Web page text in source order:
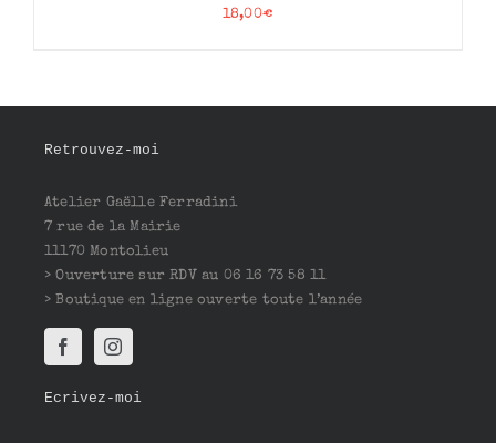
18,00€
Retrouvez-moi
Atelier Gaëlle Ferradini
7 rue de la Mairie
11170 Montolieu
> Ouverture sur RDV au 06 16 73 58 11
> Boutique en ligne ouverte toute l’année
Ecrivez-moi